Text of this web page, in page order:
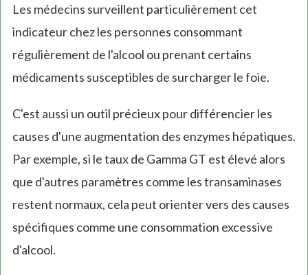
Les médecins surveillent particulièrement cet
indicateur chez les personnes consommant
régulièrement de l'alcool ou prenant certains
médicaments susceptibles de surcharger le foie.
C'est aussi un outil précieux pour différencier les
causes d'une augmentation des enzymes hépatiques.
Par exemple, si le taux de Gamma GT est élevé alors
que d'autres paramètres comme les transaminases
restent normaux, cela peut orienter vers des causes
spécifiques comme une consommation excessive
d'alcool.